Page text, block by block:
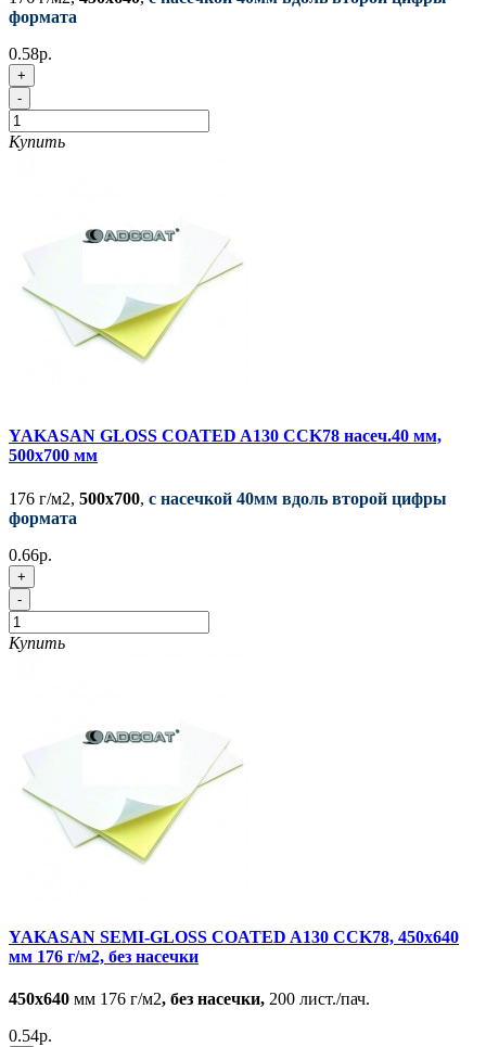
формата
0.58р.
+
-
Купить
YAKASAN GLOSS COATED A130 CCK78 насеч.40 мм,
500x700 мм
176 г/м2, 500x700, с насечкой 40мм вдоль второй цифры
формата
0.66р.
+
-
Купить
YAKASAN SEMI-GLOSS COATED A130 CCK78, 450x640
мм 176 г/м2, без насечки
450x640 мм 176 г/м2, без насечки, 200 лист./пач.
0.54р.